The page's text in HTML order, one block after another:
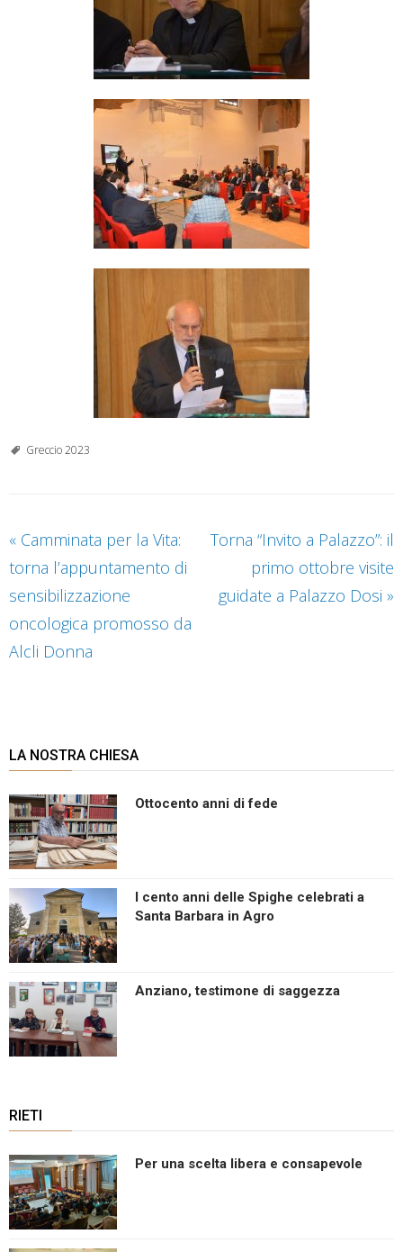
Greccio 2023
« Camminata per la Vita:
torna l’appuntamento di
sensibilizzazione
oncologica promosso da
Alcli Donna
Torna “Invito a Palazzo”: il
primo ottobre visite
guidate a Palazzo Dosi »
LA NOSTRA CHIESA
Ottocento anni di fede
I cento anni delle Spighe celebrati a
Santa Barbara in Agro
Anziano, testimone di saggezza
RIETI
Per una scelta libera e consapevole